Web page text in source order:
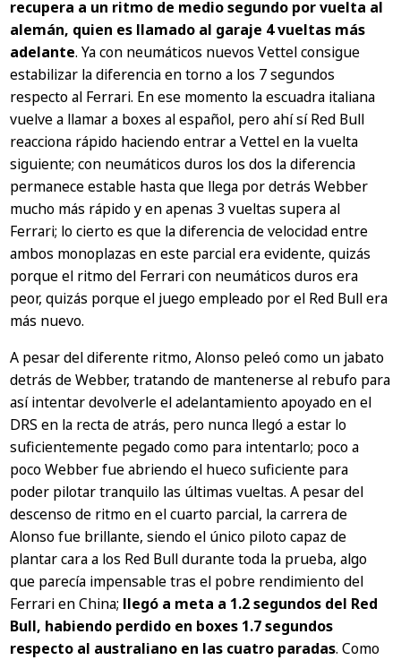
recupera a un ritmo de medio segundo por vuelta al
alemán, quien es llamado al garaje 4 vueltas más
adelante. Ya con neumáticos nuevos Vettel consigue
estabilizar la diferencia en torno a los 7 segundos
respecto al Ferrari. En ese momento la escuadra italiana
vuelve a llamar a boxes al español, pero ahí sí Red Bull
reacciona rápido haciendo entrar a Vettel en la vuelta
siguiente; con neumáticos duros los dos la diferencia
permanece estable hasta que llega por detrás Webber
mucho más rápido y en apenas 3 vueltas supera al
Ferrari; lo cierto es que la diferencia de velocidad entre
ambos monoplazas en este parcial era evidente, quizás
porque el ritmo del Ferrari con neumáticos duros era
peor, quizás porque el juego empleado por el Red Bull era
más nuevo.
A pesar del diferente ritmo, Alonso peleó como un jabato
detrás de Webber, tratando de mantenerse al rebufo para
así intentar devolverle el adelantamiento apoyado en el
DRS en la recta de atrás, pero nunca llegó a estar lo
suficientemente pegado como para intentarlo; poco a
poco Webber fue abriendo el hueco suficiente para
poder pilotar tranquilo las últimas vueltas. A pesar del
descenso de ritmo en el cuarto parcial, la carrera de
Alonso fue brillante, siendo el único piloto capaz de
plantar cara a los Red Bull durante toda la prueba, algo
que parecía impensable tras el pobre rendimiento del
Ferrari en China; llegó a meta a 1.2 segundos del Red
Bull, habiendo perdido en boxes 1.7 segundos
respecto al australiano en las cuatro paradas. Como